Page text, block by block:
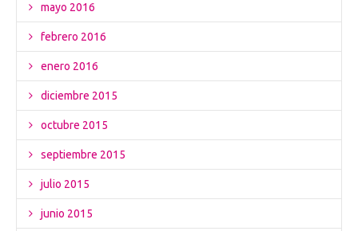
mayo 2016
febrero 2016
enero 2016
diciembre 2015
octubre 2015
septiembre 2015
julio 2015
junio 2015